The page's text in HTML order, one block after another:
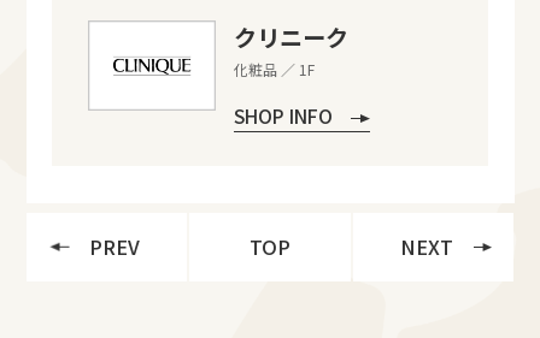
クリニーク
化粧品 ／ 1F
SHOP INFO
PREV TOP NEXT